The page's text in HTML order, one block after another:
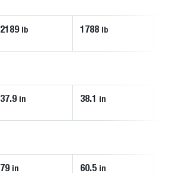
2189 lb 1788 lb
37.9 in 38.1 in
79 in 60.5 in